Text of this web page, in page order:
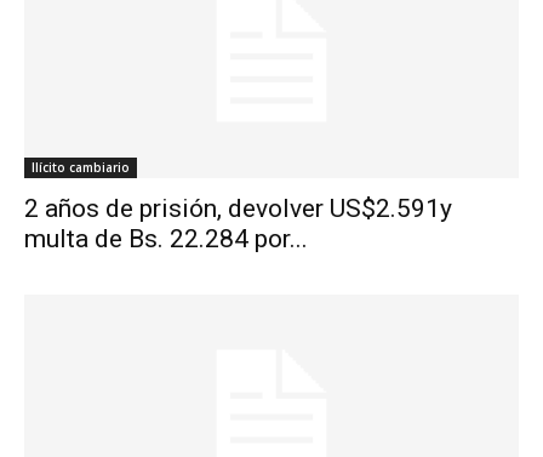
Ilícito cambiario
2 años de prisión, devolver US$2.591y
multa de Bs. 22.284 por...